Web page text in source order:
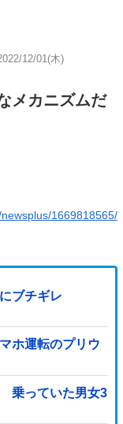
12/01(木)
メカニズムだ
1669818565/
ブチギレ
ホ運転のプリウ
乗っていた男女3